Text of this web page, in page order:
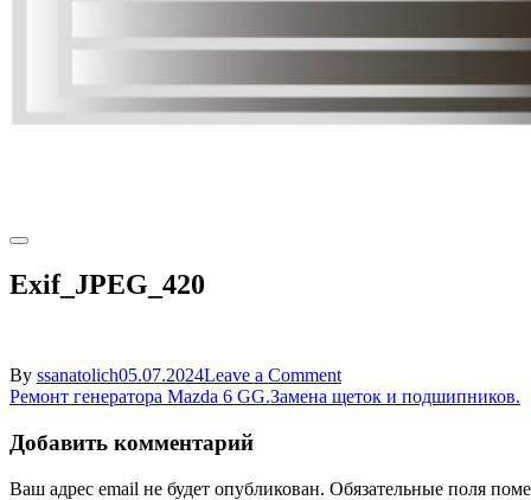
Exif_JPEG_420
By ssanatolich05.07.2024Leave a Commenton
Exif_JPEG_420
Навигация
по
записям
Ремонт генератора Mazda 6 GG.Замена щеток и подшипников.
Добавить комментарий
Ваш адрес email не будет опубликован. Обязательные поля